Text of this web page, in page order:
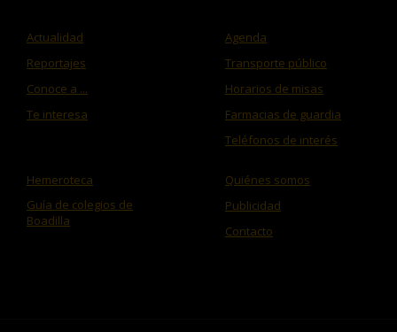
Actualidad
Reportajes
Conoce a ...
Te interesa
Agenda
Transporte público
Horarios de misas
Farmacias de guardia
Teléfonos de interés
Hemeroteca
Guía de colegios de
Boadilla
Quiénes somos
Publicidad
Contacto